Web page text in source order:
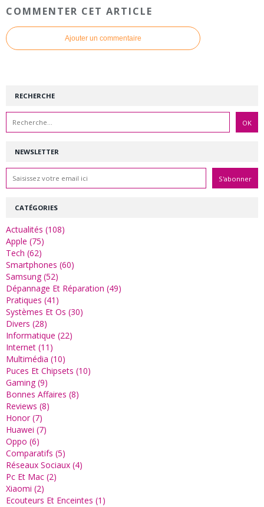
COMMENTER CET ARTICLE
Ajouter un commentaire
NEWSLETTER
RECHERCHE
CATÉGORIES
Actualités (108)
Apple (75)
Tech (62)
Smartphones (60)
Samsung (52)
Dépannage Et Réparation (49)
Pratiques (41)
Systèmes Et Os (30)
Divers (28)
Informatique (22)
Internet (11)
Multimédia (10)
Puces Et Chipsets (10)
Gaming (9)
Bonnes Affaires (8)
Reviews (8)
Honor (7)
Huawei (7)
Oppo (6)
Comparatifs (5)
Réseaux Sociaux (4)
Pc Et Mac (2)
Xiaomi (2)
Ecouteurs Et Enceintes (1)